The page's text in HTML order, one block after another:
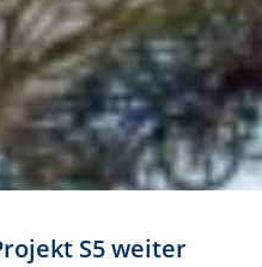
S5 weiter